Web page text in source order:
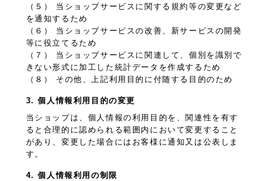
（５） 当ショップサービスに関する規約等の変更など
を通知するため
（６） 当ショップサービスの改善、新サービスの開発
等に役立てるため
（７） 当ショップサービスに関連して、個別を識別で
きない形式に加工した統計データを作成するため
（８） その他、上記利用目的に付随する目的のため
3. 個人情報利用目的の変更
当ショップは、個人情報の利用目的を、関連性を有す
ると合理的に認められる範囲内において変更すること
があり、変更した場合にはお客様に通知又は公表しま
す。
4. 個人情報利用の制限